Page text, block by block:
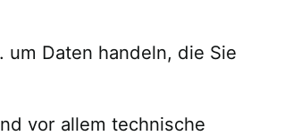
Daten handeln, die Sie
vor allem technische